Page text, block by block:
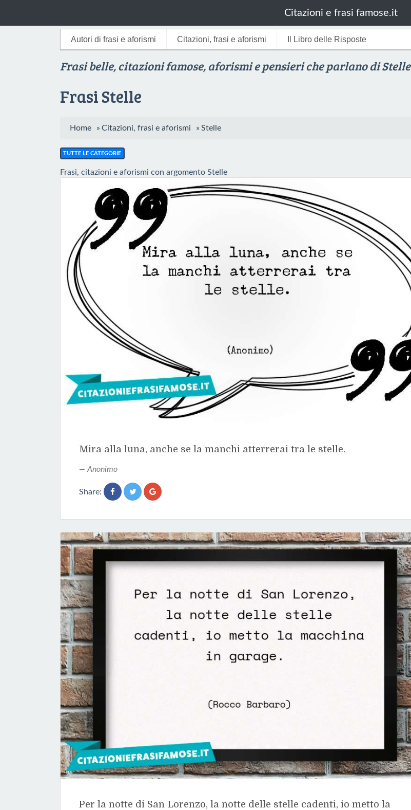
Autori di frasi e aforismi Citazioni, frasi e aforismi Il Libro delle Risposte
Citazioni e frasi famose.it
Frasi belle, citazioni famose, aforismi e pensieri che parlano di Stelle
Frasi Stelle
Home » Citazioni, frasi e aforismi » Stelle
TUTTE LE CATEGORIE
Frasi, citazioni e aforismi con argomento Stelle
Mira alla luna, anche se la manchi atterrerai tra le stelle.
Anonimo
Share:
Per la notte di San Lorenzo, la notte delle stelle cadenti, io metto la